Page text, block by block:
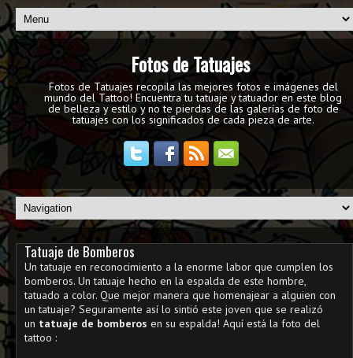
Fotos de Tatuajes
Fotos de Tatuajes recopila las mejores fotos e imágenes del
mundo del Tattoo! Encuentra tu tatuaje y tatuador en este blog
de belleza y estilo y no te pierdas de las galerías de foto de
tatuajes con los significados de cada pieza de arte.
Tatuaje de Bomberos
Un tatuaje en reconocimiento a la enorme labor que cumplen los
bomberos. Un tatuaje hecho en la espalda de este hombre,
tatuado a color. Que mejor manera que homenajear a alguien con
un tatuaje? Seguramente así lo sintió este joven que se realizó
un tatuaje de bomberos en su espalda! Aquí está la foto del
tattoo :